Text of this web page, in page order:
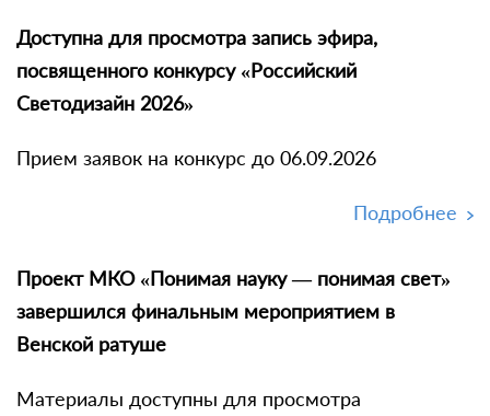
Доступна для просмотра запись эфира,
посвященного конкурсу «Российский
Светодизайн 2026»
Прием заявок на конкурс до 06.09.2026
Подробнее
Проект МКО «Понимая науку — понимая свет»
завершился финальным мероприятием в
Венской ратуше
Материалы доступны для просмотра